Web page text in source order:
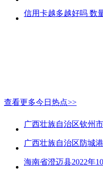
信用卡越多越好吗 数
查看更多今日热点>>
海南省澄迈县2022年